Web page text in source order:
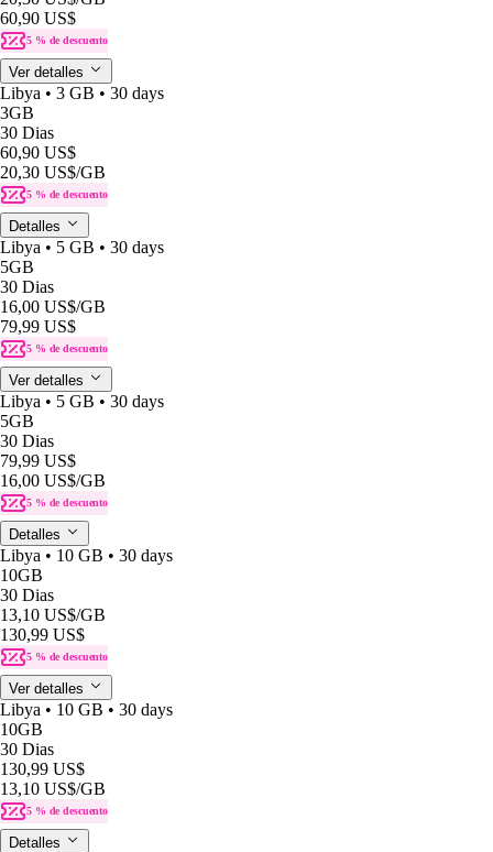
60,90 US$
5 % de descuento
Ver detalles
Libya • 3 GB • 30 days
3GB
30 Dias
60,90 US$
20,30 US$/GB
5 % de descuento
Detalles
Libya • 5 GB • 30 days
5GB
30 Dias
16,00 US$/GB
79,99 US$
5 % de descuento
Ver detalles
Libya • 5 GB • 30 days
5GB
30 Dias
79,99 US$
16,00 US$/GB
5 % de descuento
Detalles
Libya • 10 GB • 30 days
10GB
30 Dias
13,10 US$/GB
130,99 US$
5 % de descuento
Ver detalles
Libya • 10 GB • 30 days
10GB
30 Dias
130,99 US$
13,10 US$/GB
5 % de descuento
Detalles